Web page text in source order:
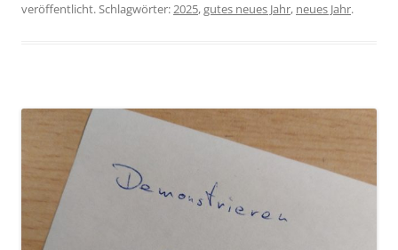
veröffentlicht. Schlagwörter:2025,gutes neues Jahr, neues Jahr.